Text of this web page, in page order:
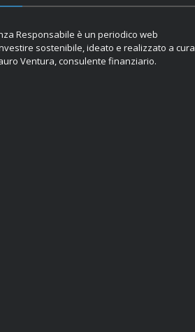
Responsabile è un periodico web
sostenibile, ideato e realizzato a cura
Ventura, consulente finanziario.